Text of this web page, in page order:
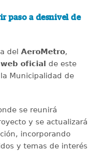
paso a desnivel de
del AeroMetro,
oficial de este
Municipalidad de
se reunirá
y se actualizará
incorporando
y temas de interés